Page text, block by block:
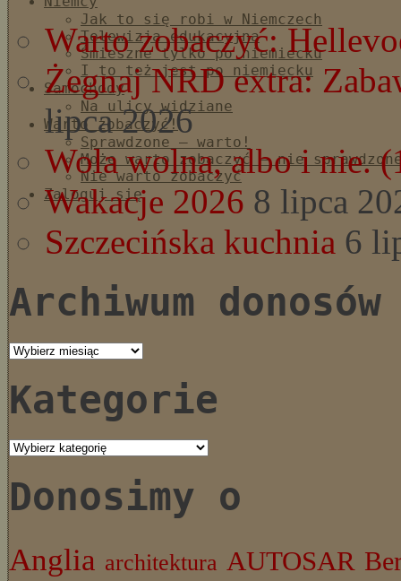
Jak to się robi w Niemczech
Telewizja edukacyjna
Śmieszne tylko po niemiecku
I to też jest po niemiecku
Samochody
Na ulicy widziane
Warto zobaczyć!
Sprawdzone – warto!
Może warto zobaczyć – nie
Nie warto zobaczyć
Zaloguj się
Warto zobaczyć:
Żegnaj NRD extra:
lipca 2026
Wola wolna, albo i nie.
Wakacje 2026 8 lipca
Szczecińska kuchnia 6
Archiwum donosów
Archiwum
donosów
Kategorie
Kategorie
Donosimy o
Anglia architektura AUTOSAR